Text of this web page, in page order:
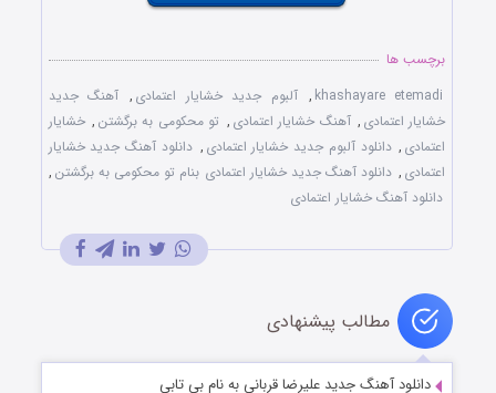
برچسب ها
khashayare etemadi
, آلبوم جدید خشایار اعتمادی , آهنگ جدید
خشایار اعتمادی , آهنگ خشایار اعتمادی , تو محکومی به برگشتن , خشایار
اعتمادی , دانلود آلبوم جدید خشایار اعتمادی , دانلود آهنگ جدید خشایار
اعتمادی , دانلود آهنگ جدید خشایار اعتمادی بنام تو محکومی به برگشتن ,
دانلود آهنگ خشایار اعتمادی
مطالب پیشنهادی
دانلود آهنگ جدید علیرضا قربانی به نام بی تابی